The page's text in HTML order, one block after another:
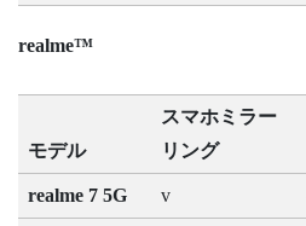
realme™
モデル
スマホミラー
リング
realme 7 5G v